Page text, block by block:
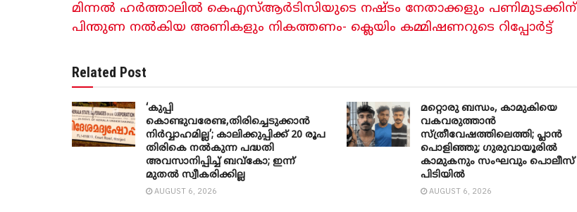
മിന്നൽ ഹർത്താലിൽ കെഎസ്ആർടിസിയുടെ നഷ്ടം നേതാക്കളും പണിമുടക്കിന്
പിന്തുണ നൽകിയ അണികളും നികത്തണം- ക്ലെയിം കമ്മിഷണറുടെ റിപ്പോർട്ട്
Related Post
‘കുപ്പി
കൊണ്ടുവരേണ്ട,തിരിച്ചെടുക്കാൻ
നിർവ്വാഹമില്ല’; കാലിക്കുപ്പിക്ക് 20 രൂപ
തിരികെ നൽകുന്ന പദ്ധതി
അവസാനിപ്പിച്ച് ബവ്‌കോ; ഇന്ന്
മുതൽ സ്വീകരിക്കില്ല
AUGUST 6, 2026
മറ്റൊരു ബന്ധം, കാമുകിയെ
വകവരുത്താൻ
സ്ത്രീവേഷത്തിലെത്തി; പ്ലാൻ
പൊളിഞ്ഞു; ഗുരുവായൂരിൽ
കാമുകനും സംഘവും പൊലീസ്
പിടിയിൽ
AUGUST 6, 2026